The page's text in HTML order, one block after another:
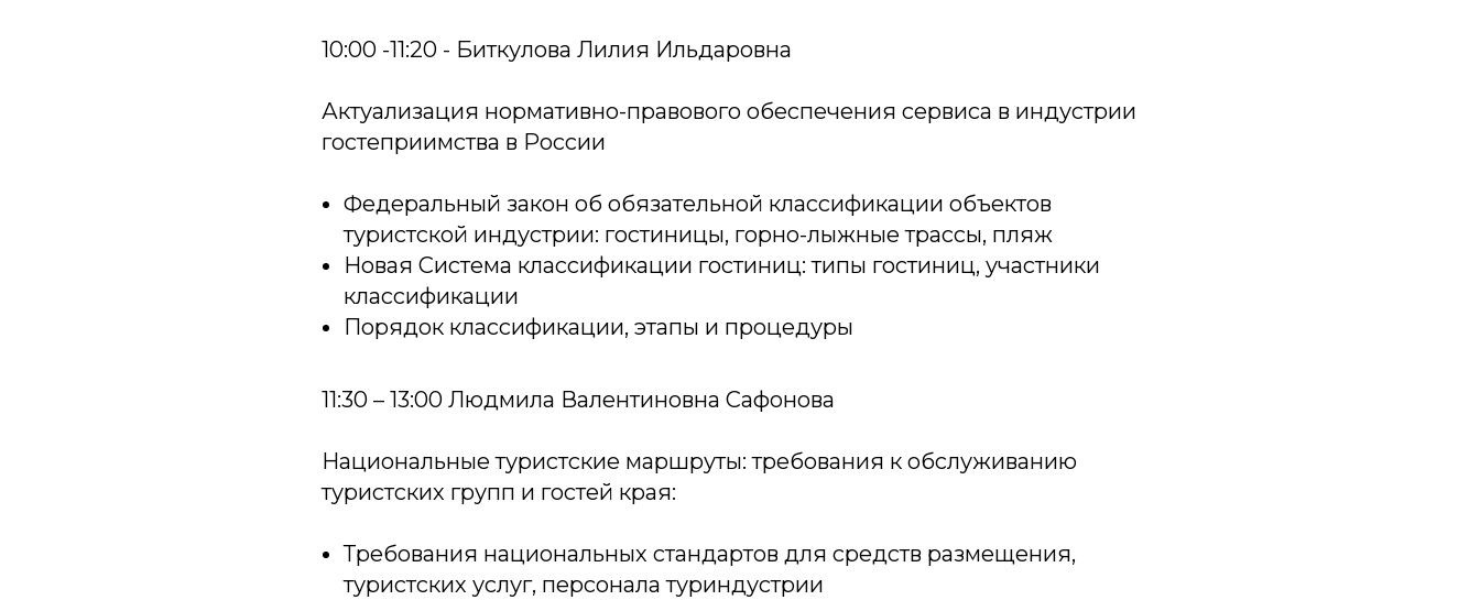
10:00 -11:20 - Биткулова Лилия Ильдаровна
Актуализация нормативно-правового обеспечения сервиса в индустрии
гостеприимства в России
Федеральный закон об обязательной классификации объектов
туристской индустрии: гостиницы, горно-лыжные трассы, пляж
Новая Система классификации гостиниц: типы гостиниц, участники
классификации
Порядок классификации, этапы и процедуры
11:30 – 13:00 Людмила Валентиновна Сафонова
Национальные туристские маршруты: требования к обслуживанию
туристских групп и гостей края:
Требования национальных стандартов для средств размещения,
туристских услуг, персонала туриндустрии